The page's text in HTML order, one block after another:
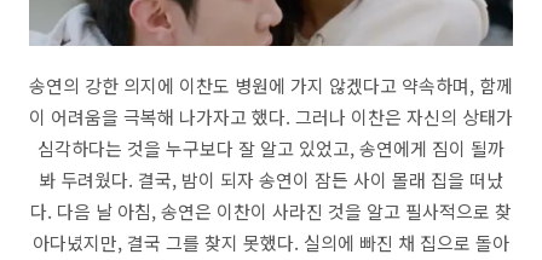
송연의 강한 의지에 이찬도 병원에 가지 않겠다고 약속하며, 함께
이 어려움을 극복해 나가자고 했다. 그러나 이찬은 자신의 상태가
심각하다는 것을 누구보다 잘 알고 있었고, 송연에게 짐이 될까
봐 두려웠다. 결국, 밤이 되자 송연이 잠든 사이 몰래 집을 떠났
다. 다음 날 아침, 송연은 이찬이 사라진 것을 알고 필사적으로 찾
아다녔지만, 결국 그를 찾지 못했다. 실의에 빠진 채 집으로 돌아